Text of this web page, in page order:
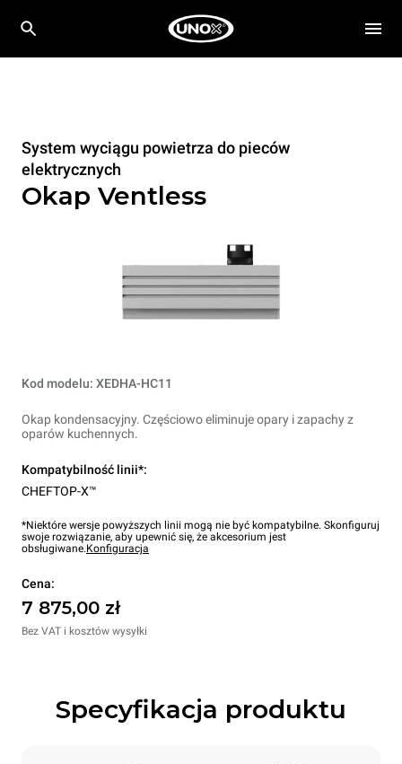
System wyciągu powietrza do pieców
elektrycznych
Okap Ventless
Kod modelu: XEDHA-HC11
Okap kondensacyjny. Częściowo eliminuje opary i zapachy z
oparów kuchennych.
Kompatybilność linii*:
CHEFTOP-X™
*Niektóre wersje powyższych linii mogą nie być kompatybilne. Skonfiguruj
swoje rozwiązanie, aby upewnić się, że akcesorium jest
obsługiwane.Konfiguracja
Cena:
7 875,00 zł
Bez VAT i kosztów wysyłki
Specyfikacja produktu